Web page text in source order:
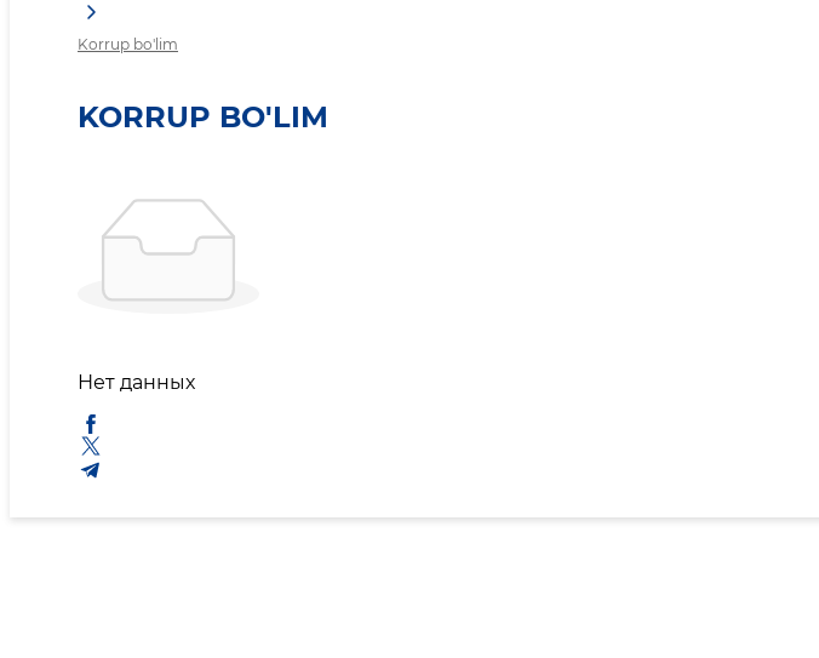
Korrup bo'lim
KORRUP BO'LIM
Нет данных